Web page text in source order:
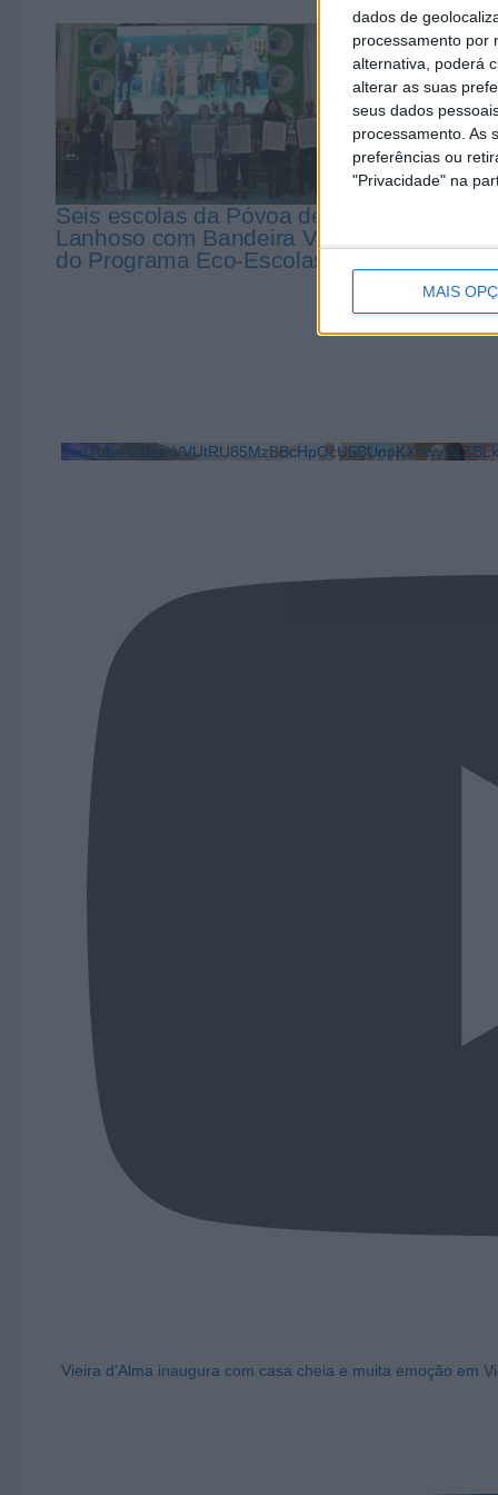
dados de
processamento por
alternativa, poderá
alterar as suas
seus dados
processamento. As
preferências ou
"Privacidade" na
MAIS
Seis escolas da Póvoa de
Lanhoso com Bandeira Verde
do Programa Eco-Escolas
YouTube Video
Vieira d'Alma inaugura com casa cheia e muita emoção em